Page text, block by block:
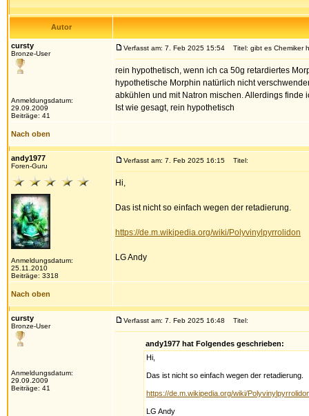
Autor
cursty
Bronze-User
Anmeldungsdatum:
29.09.2009
Beiträge: 41
Verfasst am: 7. Feb 2025 15:54 Titel: gibt es Chemiker
rein hypothetisch, wenn ich ca 50g retardiertes
hypothetische Morphin natürlich nicht
abkühlen und mit Natron mischen. Allerdings finde
Ist wie gesagt, rein hypothetisch
Nach oben
andy1977
Foren-Guru
Anmeldungsdatum:
25.11.2010
Beiträge: 3318
Verfasst am: 7. Feb 2025 16:15 Titel:
Hi,
Das ist nicht so einfach wegen der retadierung.
https://de.m.wikipedia.org/wiki/Polyvinylpyrrolidon
LG Andy
Nach oben
cursty
Bronze-User
Anmeldungsdatum:
29.09.2009
Beiträge: 41
Verfasst am: 7. Feb 2025 16:48 Titel:
andy1977 hat Folgendes geschrieben:
Hi,
Das ist nicht so einfach wegen der retadierung.
https://de.m.wikipedia.org/wiki/
LG Andy